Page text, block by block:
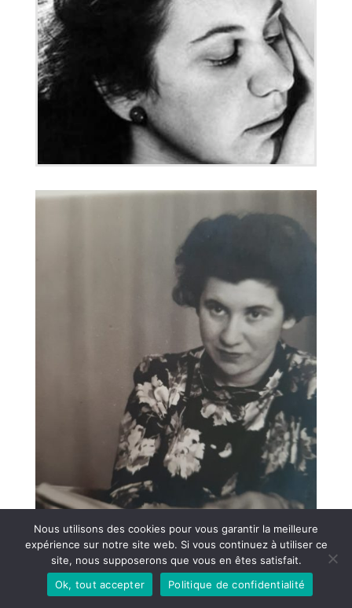
Nous utilisons des cookies pour vous garantir la meilleure
expérience sur notre site web. Si vous continuez à utiliser ce
site, nous supposerons que vous en êtes satisfait.
Ok, tout accepter
Politique de confidentialité